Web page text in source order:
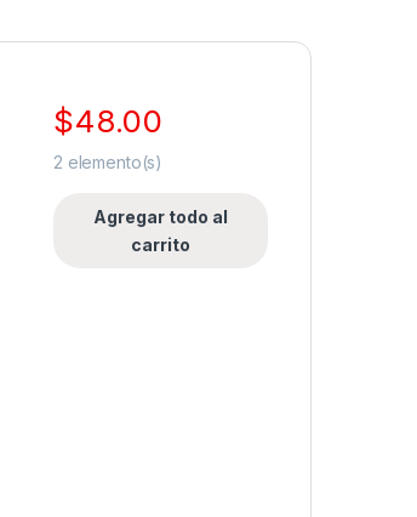
$48.00
2 elemento(s)
Agregar todo al
carrito